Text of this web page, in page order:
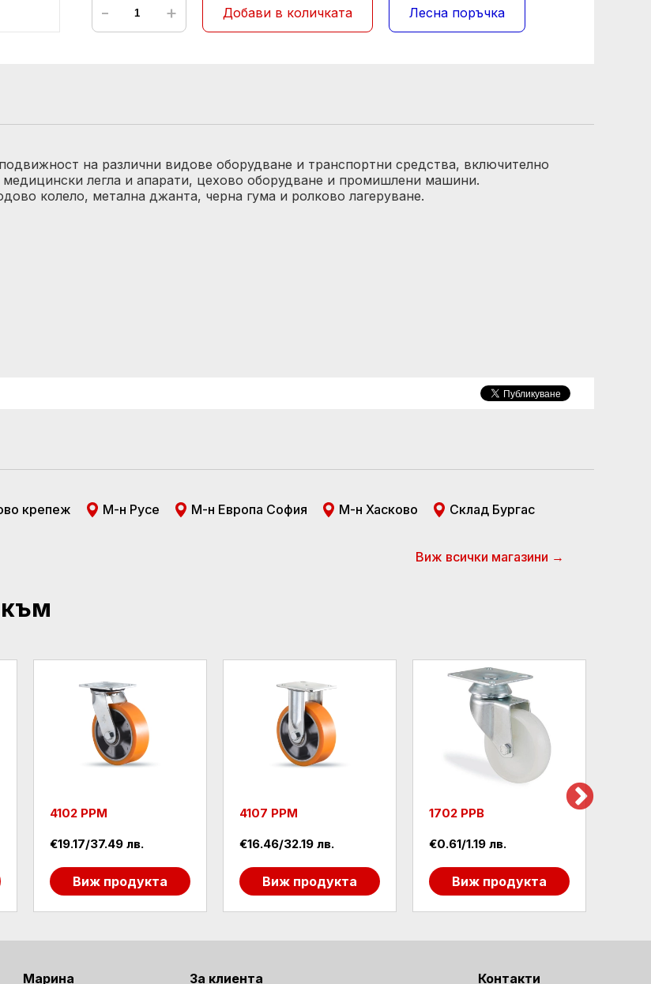
- + Добави в количката Лесна поръчка
на различни видове оборудване и транспортни средства, включително
легла и апарати, цехово оборудване и промишлени машини.
колело, метална джанта, черна гума и ролково лагеруване.
крепеж М-н Русе М-н Европа София М-н Хасково Склад Бургас
Виж всички магазини →
4102 PPM
€19.17/37.49 лв.
Виж продукта
4107 PPM
€16.46/32.19 лв.
Виж продукта
1702 PPB
€0.61/1.19 лв.
Виж продукта
Контакти
За клиента
Марина